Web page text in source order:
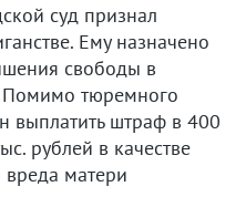
суд признал
Ему назначено
свободы в
тюремного
выплатить штраф в 400
рублей в качестве
матери